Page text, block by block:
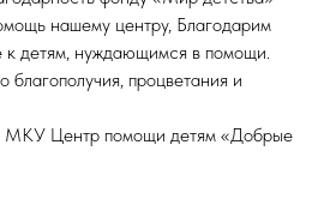
нашему центру, Благодарим
к детям, нуждающимся в помощи.
процветания и
МКУ Центр помощи детям «Добрые